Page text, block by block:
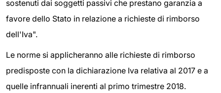
sostenuti dai soggetti passivi che prestano garanzia a
favore dello Stato in relazione a richieste di rimborso
dell'Iva".
Le norme si applicheranno alle richieste di rimborso
predisposte con la dichiarazione Iva relativa al 2017 e a
quelle infrannuali inerenti al primo trimestre 2018.